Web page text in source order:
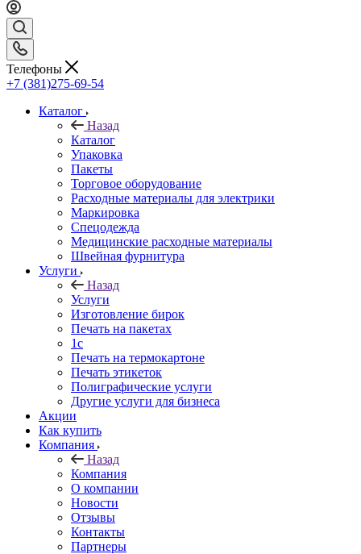
Телефоны
+7 (381)275-69-54
Каталог
Назад
Каталог
Упаковка
Пакеты
Торговое оборудование
Расходные материалы для электрики
Маркировка
Спецодежда
Медицинские расходные материалы
Швейная фурнитура
Услуги
Назад
Услуги
Изготовление бирок
Печать на пакетах
1c
Печать на термокартоне
Печать этикеток
Полиграфические услуги
Другие услуги для бизнеса
Акции
Как купить
Компания
Назад
Компания
О компании
Новости
Отзывы
Контакты
Партнеры